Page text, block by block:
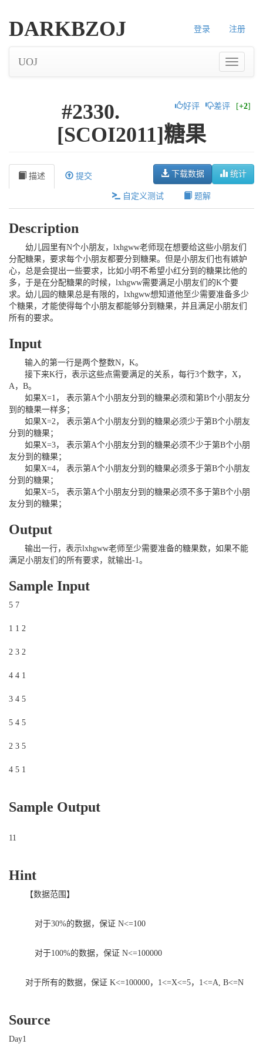
登录 注册
DARKBZOJ
UOJ
好评 差评 [+2]
#2330.
[SCOI2011]糖果
统计
下载数据
描述 提交
自定义测试 题解
Description
幼儿园里有N个小朋友， lxhgww老师现在想要给这些小朋友们
分配糖果，要求每个小朋友都要分到糖果。但是小朋友们也有嫉妒
心，总是会提出一些要求，比如小明不希望小红分到的糖果比他的
多，于是在分配糖果的时候， lxhgww需要满足小朋友们的K个要
求。幼儿园的糖果总是有限的， lxhgww想知道他至少需要准备多少
个糖果，才能使得每个小朋友都能够分到糖果，并且满足小朋友们
所有的要求。
Input
输入的第一行是两个整数N， K。
接下来K行，表示这些点需要满足的关系，每行3个数字， X，
A， B。
如果X=1 ， 表示第A个小朋友分到的糖果必须和第B个小朋友分
到的糖果一样多；
如果X=2， 表示第A个小朋友分到的糖果必须少于第B个小朋友
分到的糖果；
如果X=3， 表示第A个小朋友分到的糖果必须不少于第B个小朋
友分到的糖果；
如果X=4， 表示第A个小朋友分到的糖果必须多于第B个小朋友
分到的糖果；
如果X=5， 表示第A个小朋友分到的糖果必须不多于第B个小朋
友分到的糖果；
Output
输出一行，表示lxhgww老师至少需要准备的糖果数，如果不能
满足小朋友们的所有要求，就输出-1。
Sample Input
5 7
1 1 2
2 3 2
4 4 1
3 4 5
5 4 5
2 3 5
4 5 1
Sample Output
11
Hint
【数据范围】
对于30%的数据，保证 N<=100
对于100%的数据，保证 N<=100000
对于所有的数据，保证 K<=100000，1<=X<=5，1<=A, B<=N
Source
Day1